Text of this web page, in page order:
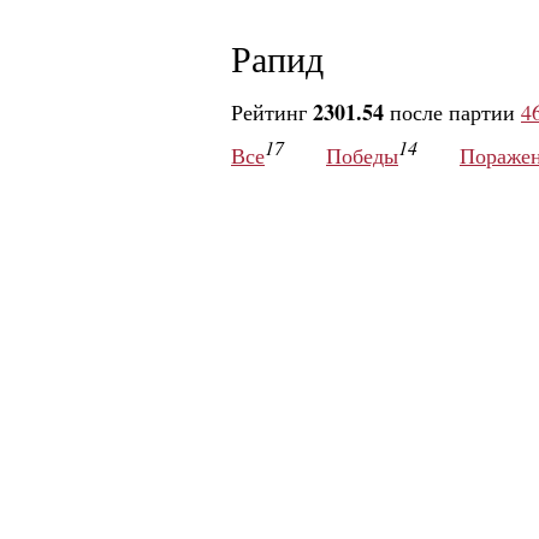
Рапид
Рейтинг 2301.54 после партии
Все17 Победы14